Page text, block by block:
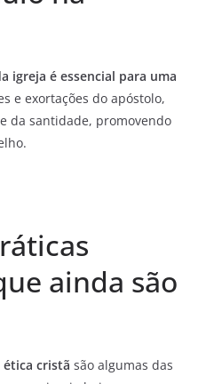
igreja é essencial para uma
e exortações do apóstolo,
da santidade, promovendo
ainda são
ética cristã são algumas das